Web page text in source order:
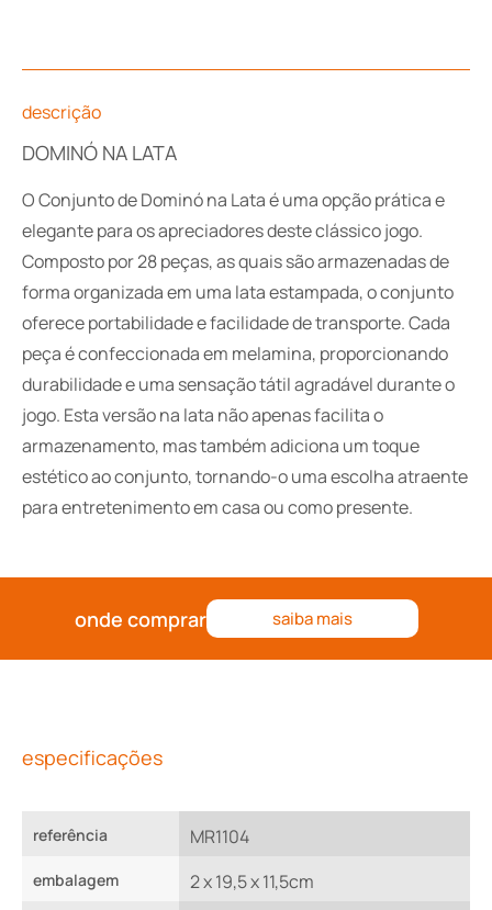
descrição
DOMINÓ NA LATA
O Conjunto de Dominó na Lata é uma opção prática e
elegante para os apreciadores deste clássico jogo.
Composto por 28 peças, as quais são armazenadas de
forma organizada em uma lata estampada, o conjunto
oferece portabilidade e facilidade de transporte. Cada
peça é confeccionada em melamina, proporcionando
durabilidade e uma sensação tátil agradável durante o
jogo. Esta versão na lata não apenas facilita o
armazenamento, mas também adiciona um toque
estético ao conjunto, tornando-o uma escolha atraente
para entretenimento em casa ou como presente.
onde comprar saiba mais
especificações
referência MR1104
embalagem 2 x 19,5 x 11,5cm